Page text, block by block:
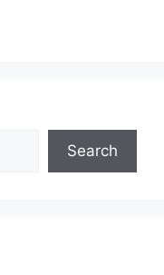
Search